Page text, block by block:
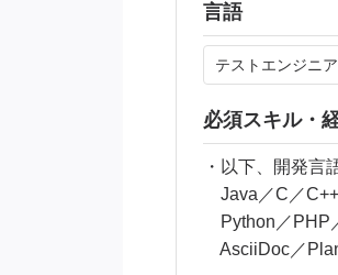
言語
テストエンジニア
必須スキル・
・以下、開発言
Java／C／
Python／PHP
AsciiDoc／